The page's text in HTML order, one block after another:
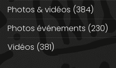
Photos & vidéos (384)
Photos événements (230)
Vidéos (381)